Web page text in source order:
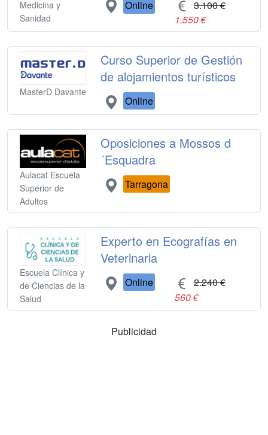
Medicina y
Sanidad
Online
3.100 €
1.550 €
MasterD Davante
Curso Superior de Gestión
de alojamientos turísticos
Online
Aulacat Escuela
Superior de
Adultos
Oposiciones a Mossos d
´Esquadra
Tarragona
Escuela Clínica y
de Ciencias de la
Salud
Experto en Ecografías en
Veterinaria
Online
2.240 €
560 €
Publicidad